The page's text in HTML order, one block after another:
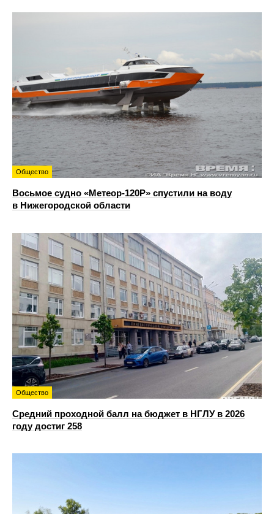
Общество
Восьмое судно «Метеор-120Р» спустили на воду
в Нижегородской области
Общество
Средний проходной балл на бюджет в НГЛУ в 2026
году достиг 258